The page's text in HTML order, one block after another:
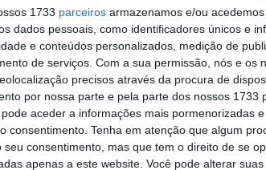
1733 parceiros armazenamos e/ou
dados pessoais, como identificadores únicos e
e conteúdos personalizados, medição de
de serviços. Com a sua permissão, nós e os
precisos através da procura de
por nossa parte e pela parte dos nossos 1733
aceder a informações mais pormenorizadas
consentimento. Tenha em atenção que algum
seu consentimento, mas que tem o direito de se
apenas a este website. Você pode alterar
regressar ao segundo lugar sob